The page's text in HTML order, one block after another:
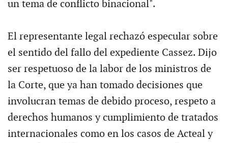
un tema de conflicto binacional".
El representante legal rechazó especular sobre
el sentido del fallo del expediente Cassez. Dijo
ser respetuoso de la labor de los ministros de
la Corte, que ya han tomado decisiones que
involucran temas de debido proceso, respeto a
derechos humanos y cumplimiento de tratados
internacionales como en los casos de Acteal y